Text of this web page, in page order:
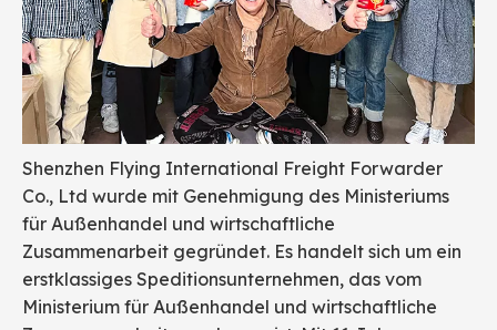
Shenzhen Flying International Freight Forwarder
Co., Ltd wurde mit Genehmigung des Ministeriums
für Außenhandel und wirtschaftliche
Zusammenarbeit gegründet. Es handelt sich um ein
erstklassiges Speditionsunternehmen, das vom
Ministerium für Außenhandel und wirtschaftliche